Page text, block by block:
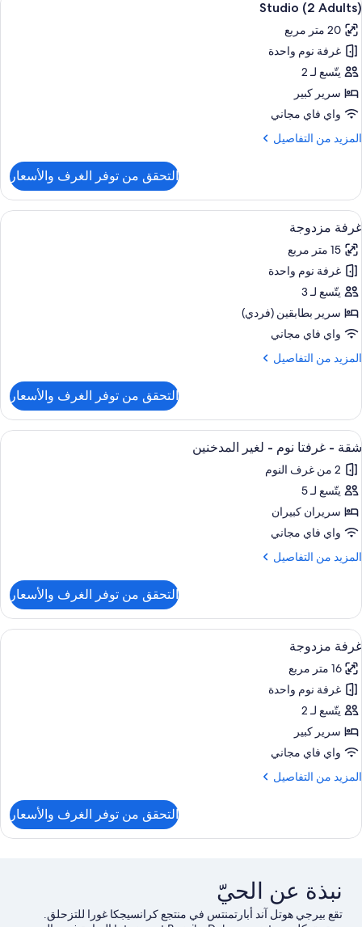
Bedroom
Apartment
(5-
10
adults)
جميع
صور
Studio
(2
Adults)
13
Studio (2 Adults)
20 متر مربع
غرفة نوم واحدة
يتّسع لـ 2
سرير كبير
واي فاي مجاني
المزيد من التفاصيل
المزيد
Studio
(2
Adults)
التحقق من توفر الغرف والأسعار
استعراض
جميع
صور
غرفة
مزدوجة
9
غرفة مزدوجة
15 متر مربع
غرفة نوم واحدة
يتّسع لـ 3
سرير بطابقين (فردي)
واي فاي مجاني
المزيد من التفاصيل
المزيد
غرفة
مزدوجة
التحقق من توفر الغرف والأسعار
استعراض
جميع
صور
شقة
-
غرفتا
نوم
المدخنين
14
شقة - غرفتا نوم - لغير المدخنين
2 من غرف النوم
يتّسع لـ 5
سريران كبيران
واي فاي مجاني
المزيد من التفاصيل
المزيد
شقة
غرفتا
نوم
لغير
المدخنين
التحقق من توفر الغرف والأسعار
استعراض
جميع
صور
غرفة
مزدوجة
7
غرفة مزدوجة
16 متر مربع
غرفة نوم واحدة
يتّسع لـ 2
سرير كبير
واي فاي مجاني
المزيد من التفاصيل
المزيد
غرفة
التحقق من توفر الغرف والأسعار
نبذة عن الحيّ
تقع بيرجي هوتل آند أبارتمنتس في منتجع كرانسيجكا غورا للتزحلق.